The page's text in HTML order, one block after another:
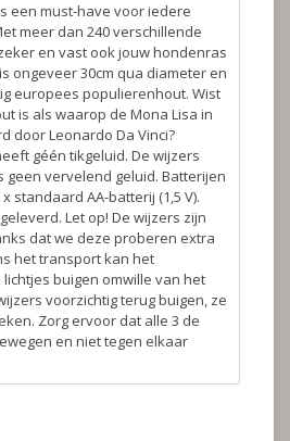
een must-have voor iedere
meer dan 240 verschillende
en vast ook jouw hondenras
ongeveer 30cm qua diameter en
europees populierenhout. Wist
is als waarop de Mona Lisa in
door Leonardo Da Vinci?
géén tikgeluid. De wijzers
geen vervelend geluid. Batterijen
standaard AA-batterij (1,5 V).
Let op! De wijzers zijn
dat we deze proberen extra
het transport kan het
buigen omwille van het
voorzichtig terug buigen, ze
Zorg ervoor dat alle 3 de
en niet tegen elkaar